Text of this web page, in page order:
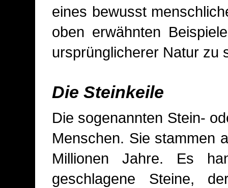
eines bewusst
oben erwähnten
ursprünglicherer Natur zu
Die Steinkeile
Die sogenannten Stein-
Menschen. Sie stammen
Millionen Jahre. Es
geschlagene Steine,